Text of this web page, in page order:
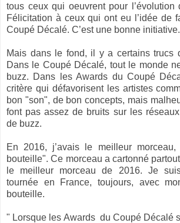
tous ceux qui oeuvrent pour l’évolution
Félicitation à ceux qui ont eu l’idée de
Coupé Décalé. C’est une bonne initiative.
Mais dans le fond, il y a certains trucs
Dans le Coupé Décalé, tout le monde
buzz. Dans les Awards du Coupé
critère qui défavorisent les artistes
bon "son", de bon concepts, mais
font pas assez de bruits sur les
de buzz.
En 2016, j’avais le meilleur
bouteille". Ce morceau a cartonné
le meilleur morceau de 2016. Je
tournée en France, toujours, avec
bouteille.
" Lorsque les Awards du Coupé Décalé